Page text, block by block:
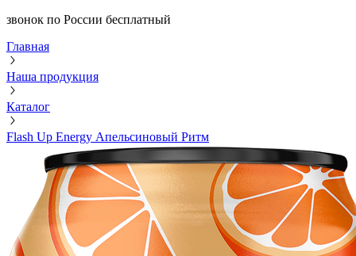
звонок по России бесплатный
Главная
Наша продукция
Каталог
Flash Up Energy Апельсиновый Ритм